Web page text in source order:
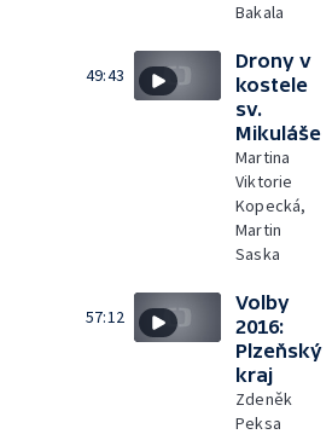
Bakala
49:43
Drony v
kostele
sv.
Mikuláše
Martina
Viktorie
Kopecká,
Martin
Saska
57:12
Volby
2016:
Plzeňský
kraj
Zdeněk
Peksa